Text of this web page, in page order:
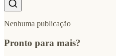
Nenhuma publicação
Pronto para mais?